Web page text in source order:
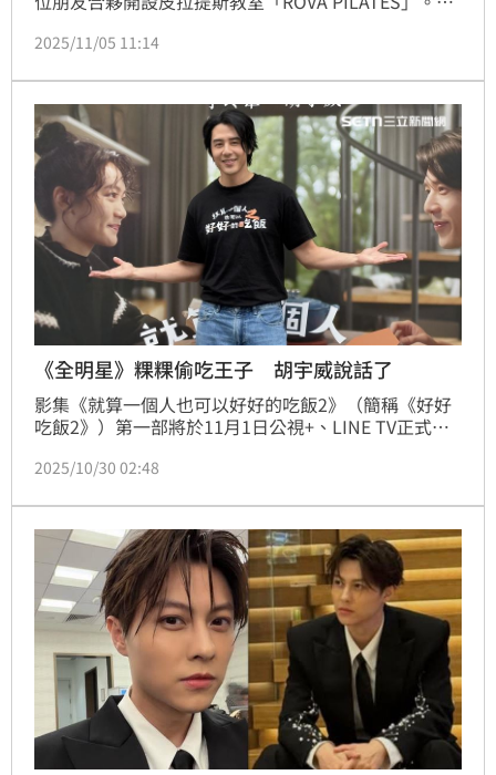
強度及高的她，竟然有一顆頗為明顯的肚子，她還不時
到。對此她也回應了。蔡維歆
2025/11/05 11:14
《全明星》粿粿偷吃王子 胡宇威說話了
影集《就算一個人也可以好好的吃飯2》（簡稱《好好
吃飯2》）第一部將於11月1日公視+、LINE TV正式上
（30）日齊聚一堂出席首映會。《好好吃飯2》是一部
戰，胡宇威也形容拍攝過程「像雲霄飛車」，情緒轉折
很難掌握，笑說這部戲最難的應該是剪接師。
2025/10/30 02:48